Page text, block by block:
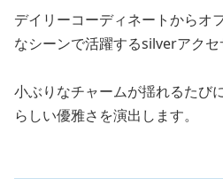
デイリーコーディネートからオ
なシーンで活躍するsilverアクセ
小ぶりなチャームが揺れるたび
らしい優雅さを演出します。